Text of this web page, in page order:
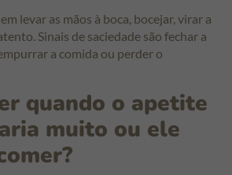
levar as mãos à boca, bocejar, virar a
Sinais de saciedade são fechar a
a comida ou perder o
quando o apetite
muito ou ele